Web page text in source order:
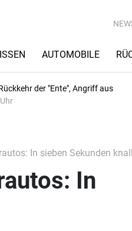
AUTOMOBILE
der "Ente", Angriff aus
In sieben Sekunden
In